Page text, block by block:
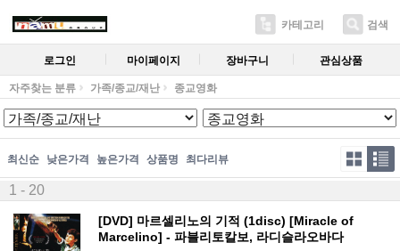
카테고리 검색
로그인 마이페이지 장바구니 관심상품
자주찾는 분류 가족/종교/재난 종교영화
최신순 낮은가격 높은가격 상품명 최다리뷰
1 - 20
[DVD] 마르셀리노의 기적 (1disc) [Miracle of
Marcelino] - 파블리토칼보, 라디슬라오바다